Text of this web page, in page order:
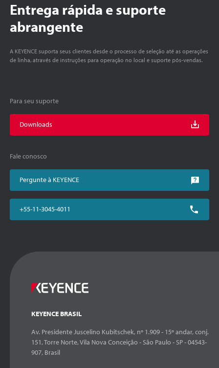
Entrega rápida e suporte
abrangente
A KEYENCE suporta seus clientes desde o processo de seleção até as operações
de linha, através de instruções para operação no local e suporte pós-vendas.
Para seu suporte
Downloads
Fale conosco
Pergunte à KEYENCE
+55-11-3045-4011
KEYENCE BRASIL
Av. Presidente Juscelino Kubitschek, nº 1.909 - 15º andar, conj.
151, Torre Norte, Vila Nova Conceição - São Paulo - SP - 04543-
907, Brasil